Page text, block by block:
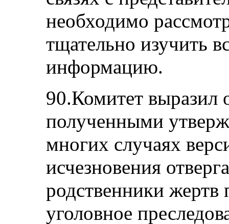
необходимо
тщательно изучить
информацию.
90.Комитет выразил
полученными
многих случаях
исчезновения
родственники жертв
уголовное